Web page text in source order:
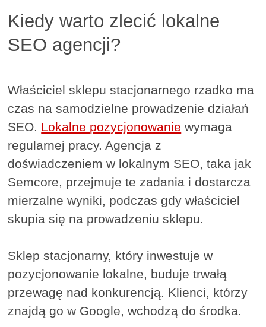
Kiedy warto zlecić lokalne
SEO agencji?
Właściciel sklepu stacjonarnego rzadko ma
czas na samodzielne prowadzenie działań
SEO. Lokalne pozycjonowanie wymaga
regularnej pracy. Agencja z
doświadczeniem w lokalnym SEO, taka jak
Semcore, przejmuje te zadania i dostarcza
mierzalne wyniki, podczas gdy właściciel
skupia się na prowadzeniu sklepu.
Sklep stacjonarny, który inwestuje w
pozycjonowanie lokalne, buduje trwałą
przewagę nad konkurencją. Klienci, którzy
znajdą go w Google, wchodzą do środka.